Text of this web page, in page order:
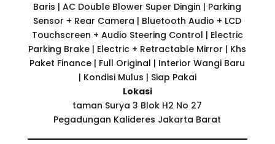
Baris | AC Double Blower Super Dingin | Parking
Sensor + Rear Camera | Bluetooth Audio + LCD
Touchscreen + Audio Steering Control | Electric
Parking Brake | Electric + Retractable Mirror | Khs
Paket Finance | Full Original | Interior Wangi Baru
| Kondisi Mulus | Siap Pakai
Lokasi
taman Surya 3 Blok H2 No 27
Pegadungan Kalideres Jakarta Barat